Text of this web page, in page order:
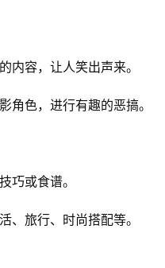
内容，让人笑出声来。
角色，进行有趣的恶搞。
巧或食谱。
、旅行、时尚搭配等。